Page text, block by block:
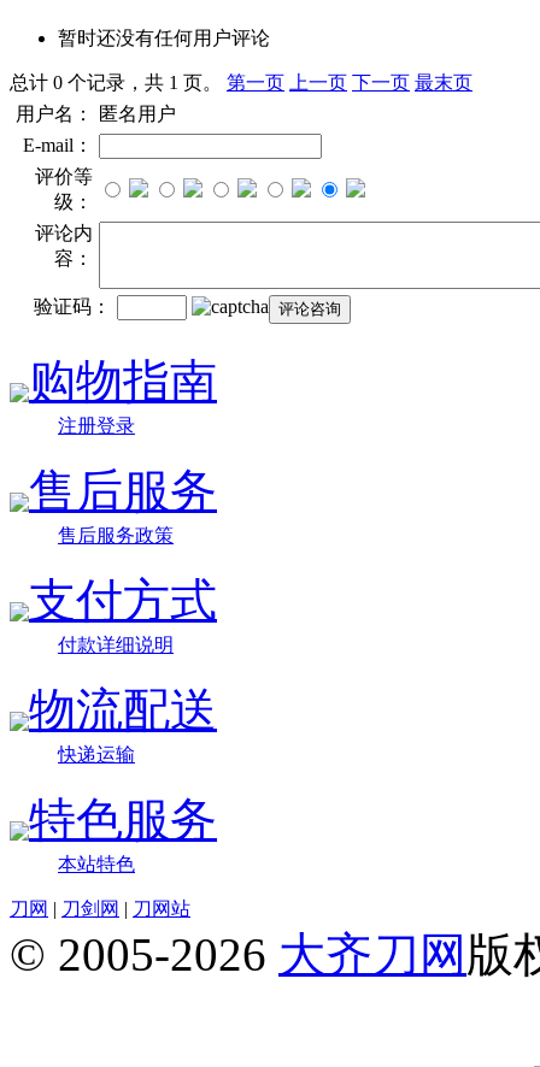
暂时还没有任何用户评论
总计 0 个记录，共 1 页。 第一页 上一页 下一页 最末页
用户名：
匿名用户
E-mail：
评价等
级：
评论内
容：
验证码：
购物指南
注册登录
售后服务
售后服务政策
支付方式
付款详细说明
物流配送
快递运输
特色服务
本站特色
刀网 | 刀剑网 | 刀网站
© 2005-2026 大齐刀网 版